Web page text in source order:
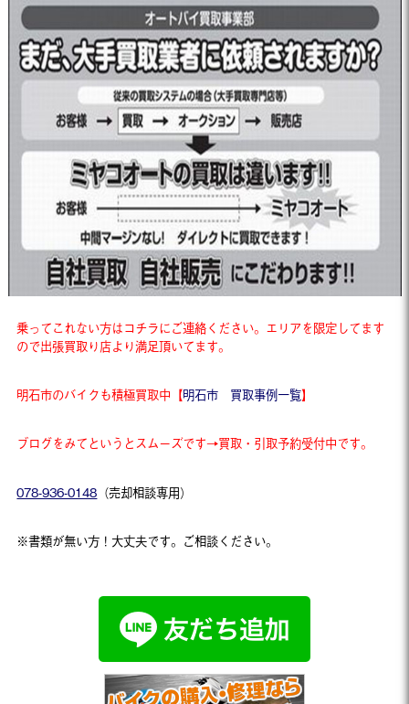
乗ってこれない方はコチラにご連絡ください。エリアを限定してます
ので出張買取り店より満足頂いてます。
明石市のバイクも積極買取中【明石市 買取事例一覧】
ブログをみてというとスムーズです→買取・引取予約受付中です。
078-936-0148 （売却相談専用）
※書類が無い方！大丈夫です。ご相談ください。